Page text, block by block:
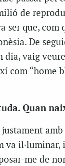
de
ser que, com
De
dia, vaig
com “home
Quan
va
me de